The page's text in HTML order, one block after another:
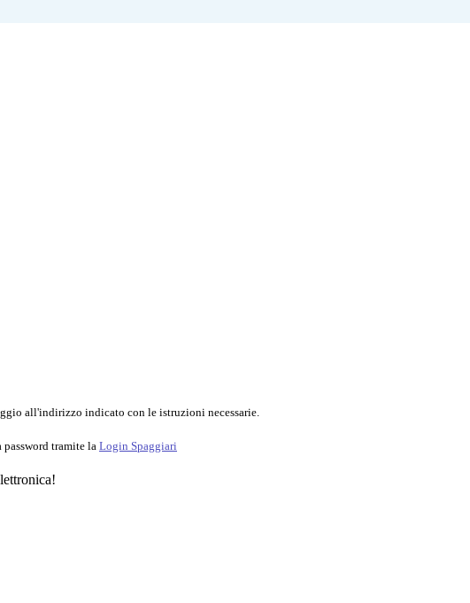
all'indirizzo indicato con le istruzioni necessarie.
tramite la Login Spaggiari